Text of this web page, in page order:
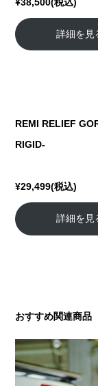
詳細を見
REMI RELIEF
RIGID-
¥29,499(税込)
詳細を見
おすすめ関連商品